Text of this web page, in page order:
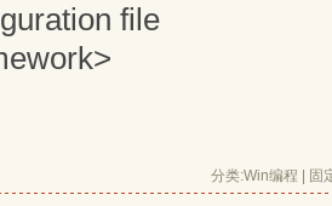
file
分类:Win编程 固